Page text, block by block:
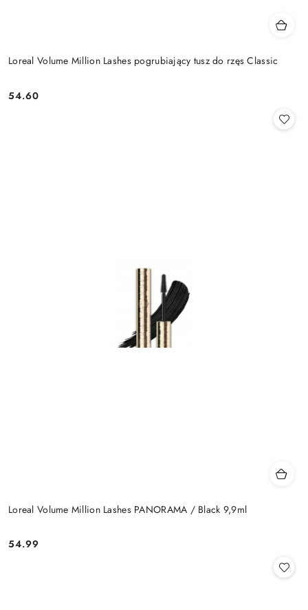
Loreal Volume Million Lashes pogrubiający tusz do rzęs Classic
Cena:
54.60
Loreal Volume Million Lashes PANORAMA / Black 9,9ml
Cena:
54.99